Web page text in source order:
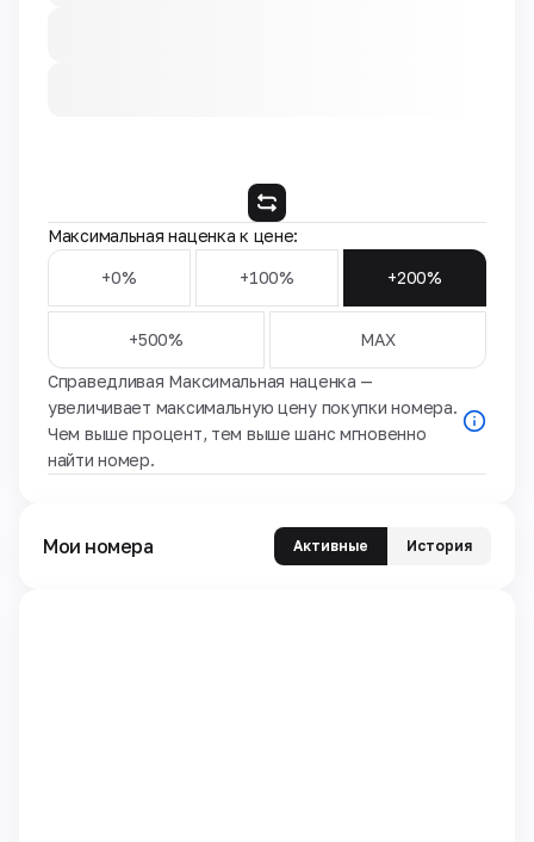
Максимальная наценка к цене:
+0% +100% +200%
+500% MAX
Справедливая Максимальная наценка —
увеличивает максимальную цену покупки номера.
Чем выше процент, тем выше шанс мгновенно
найти номер.
Мои номера Активные История